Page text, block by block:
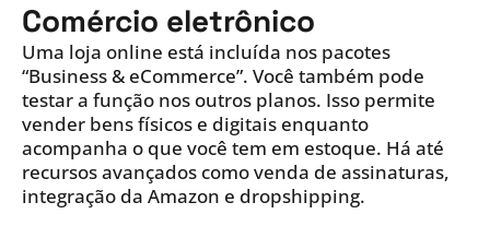
Comércio eletrônico
Uma loja online está incluída nos pacotes
“Business & eCommerce”. Você também pode
testar a função nos outros planos. Isso permite
vender bens físicos e digitais enquanto
acompanha o que você tem em estoque. Há até
recursos avançados como venda de assinaturas,
integração da Amazon e dropshipping.